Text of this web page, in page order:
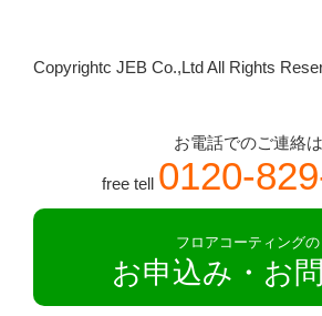
Copyrightc JEB Co.,Ltd All Rights
お電話でのご連絡は
free tell 0120-
フロアコーティングの
お申込み・お